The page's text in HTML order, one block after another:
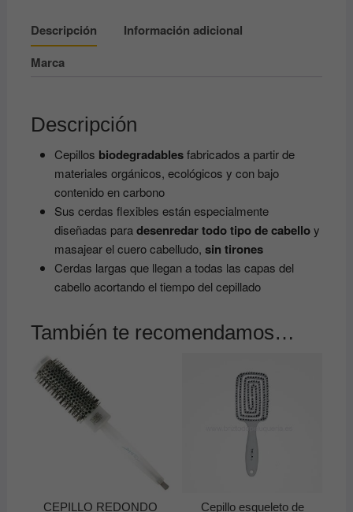
cantidad
Descripción
Información adicional
Marca
Descripción
Cepillos biodegradablesfabricados a partir de
materiales orgánicos, ecológicos y con bajo
contenido en carbono
Sus cerdas flexibles están especialmente
diseñadas paradesenredar todo tipo de cabelloy
masajear el cuero cabelludo, sin tirones
Cerdas largas que llegan a todas las capas del
cabello acortando el tiempo del cepillado
También te recomendamos…
CEPILLO REDONDO Cepillo esqueleto de